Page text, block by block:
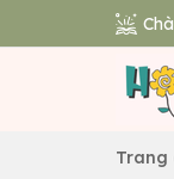
Trang